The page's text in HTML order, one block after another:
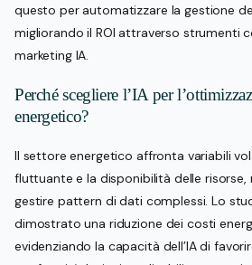
questo per automatizzare la gestione
migliorando il ROI attraverso strumenti
marketing IA.
Perché scegliere l’IA per
energetico?
Il settore energetico affronta variabili
fluttuante e la disponibilità delle risorse,
gestire pattern di dati complessi. Lo
dimostrato una riduzione dei costi
evidenziando la capacità dell’IA di